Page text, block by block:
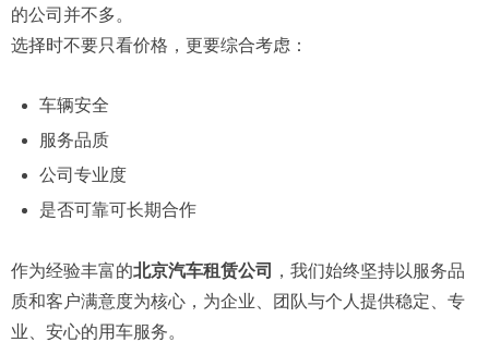
的公司并不多。
选择时不要只看价格，更要综合考虑：
车辆安全
服务品质
公司专业度
是否可靠可长期合作
作为经验丰富的北京汽车租赁公司
，我们始终坚持以服务品
质和客户满意度为核心，为企业、团队与个人提供稳定、专
业、安心的用车服务。